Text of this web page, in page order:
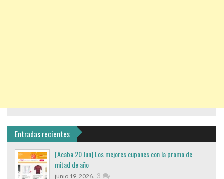
Entradas recientes
[Acaba 20 Jun] Los mejores cupones con la promo de
mitad de año
junio 19, 2026, 3